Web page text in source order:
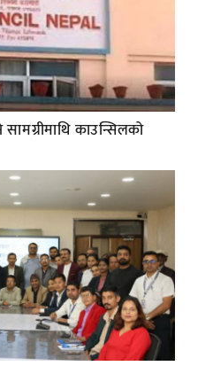
काउन्सिलको